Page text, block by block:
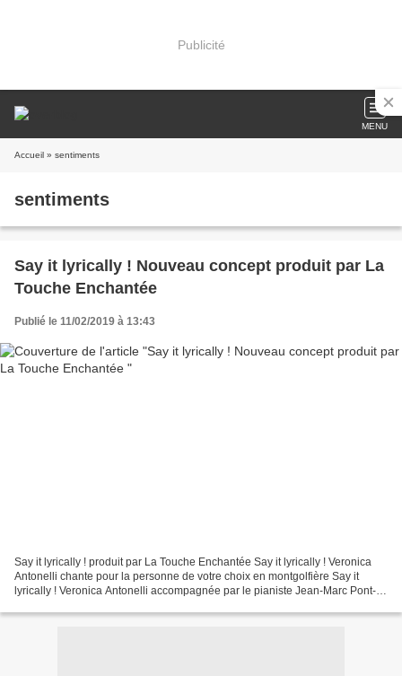
Publicité
MENU
Accueil » sentiments
sentiments
Say it lyrically ! Nouveau concept produit par La
Touche Enchantée
Publié le 11/02/2019 à 13:43
Say it lyrically ! produit par La Touche Enchantée Say it lyrically ! Veronica
Antonelli chante pour la personne de votre choix en montgolfière Say it
lyrically ! Veronica Antonelli accompagnée par le pianiste Jean-Marc Pont-